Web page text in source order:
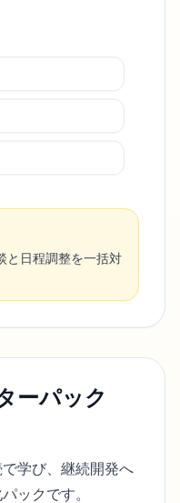
と日程調整を一括対
ーパック
学び、継続開発へ
ックです。